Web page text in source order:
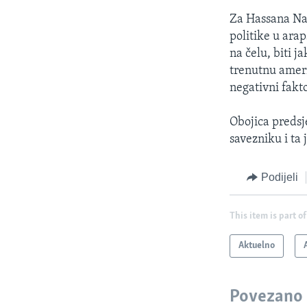
Za Hassana
politike u
na čelu, biti
trenutnu
negativni
Obojica
savezniku i ta
Podijeli
This item is part of
Aktuelno
Povezano